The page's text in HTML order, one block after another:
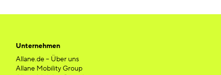
Unternehmen
Allane.de – Über uns
Allane Mobility Group